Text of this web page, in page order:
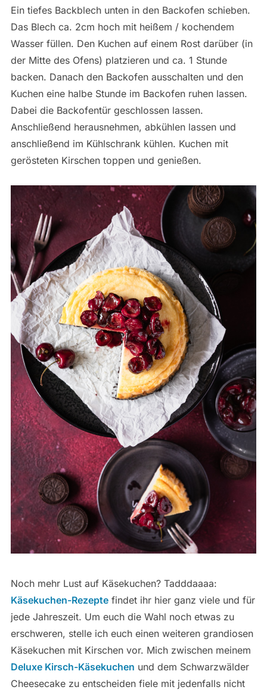
Ein tiefes Backblech unten in den Backofen schieben.
Das Blech ca. 2cm hoch mit heißem / kochendem
Wasser füllen. Den Kuchen auf einem Rost darüber (in
der Mitte des Ofens) platzieren und ca. 1 Stunde
backen. Danach den Backofen ausschalten und den
Kuchen eine halbe Stunde im Backofen ruhen lassen.
Dabei die Backofentür geschlossen lassen.
Anschließend herausnehmen, abkühlen lassen und
anschließend im Kühlschrank kühlen. Kuchen mit
gerösteten Kirschen toppen und genießen.
Noch mehr Lust auf Käsekuchen? Tadddaaaa:
Käsekuchen-Rezeptefindet ihr hier ganz viele und für
jede Jahreszeit. Um euch die Wahl noch etwas zu
erschweren, stelle ich euch einen weiteren grandiosen
Käsekuchen mit Kirschen vor. Mich zwischen meinem
Deluxe Kirsch-Käsekuchen und dem Schwarzwälder
Cheesecake zu entscheiden fiele mit jedenfalls nicht